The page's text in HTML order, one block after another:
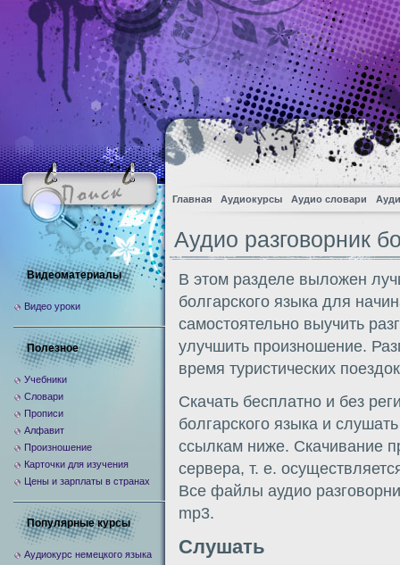
Главная Аудиокурсы Аудио словари
Аудио разговорник
В этом разделе выложен
болгарского языка для
самостоятельно выучить
улучшить произношение.
время туристических
Скачать бесплатно и без
болгарского языка и
ссылкам ниже. Скачивание
сервера, т. е.
Все файлы аудио
mp3.
Слушать
Видеоматериалы
Видео уроки
Полезное
Учебники
Словари
Прописи
Алфавит
Произношение
Карточки для изучения
Цены и зарплаты в странах
Популярные курсы
Аудиокурс немецкого языка